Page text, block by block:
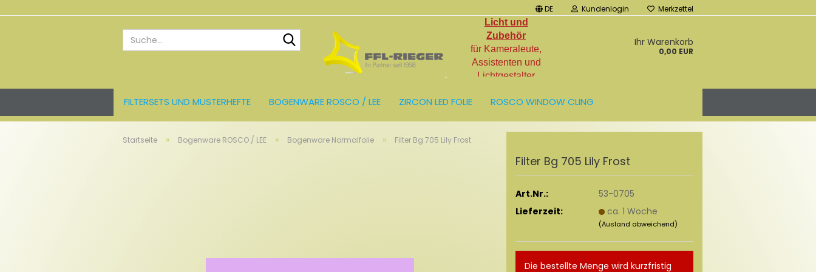
DE Kundenlogin Merkzettel
Licht und
Zubehör
für Kameraleute,
Assistenten und
Lichtgestalter
Ihr Warenkorb
0,00 EUR
FILTERSETS UND MUSTERHEFTE BOGENWARE ROSCO / LEE ZIRCON LED FOLIE ROSCO WINDOW CLING
Startseite » Bogenware ROSCO / LEE » Bogenware Normalfolie » Filter Bg 705 Lily Frost
Fil­ter Bg 705 Lily Frost
Art.Nr.:
53-0705
Lieferzeit:
ca. 1 Woche
(Ausland abweichend)
Die bestellte Menge wird kurzfristig